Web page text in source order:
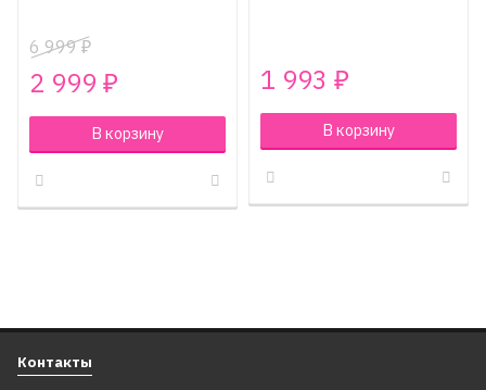
6 999₽
2 999 ₽
В корзину
1 993 ₽
В корзину
Контакты